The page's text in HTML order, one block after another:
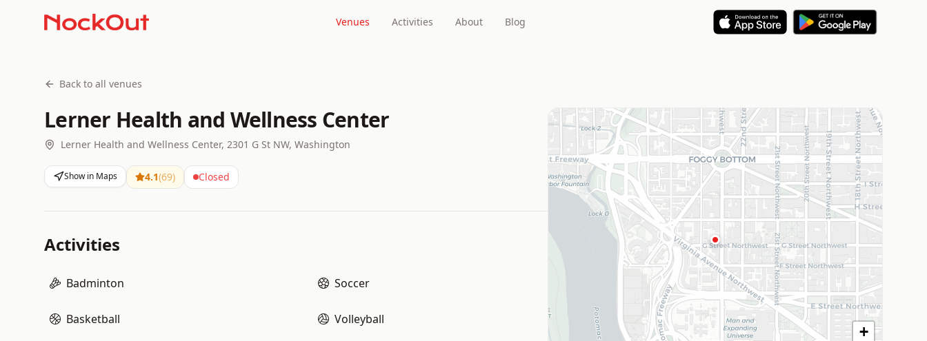
Venues Activities About Blog
Back to all venues
Lerner Health and Wellness Center
Lerner Health and Wellness Center, 2301 G St NW, Washington
Show in Maps 4.1(69) Closed
Activities
Badminton Soccer
Basketball Volleyball
+